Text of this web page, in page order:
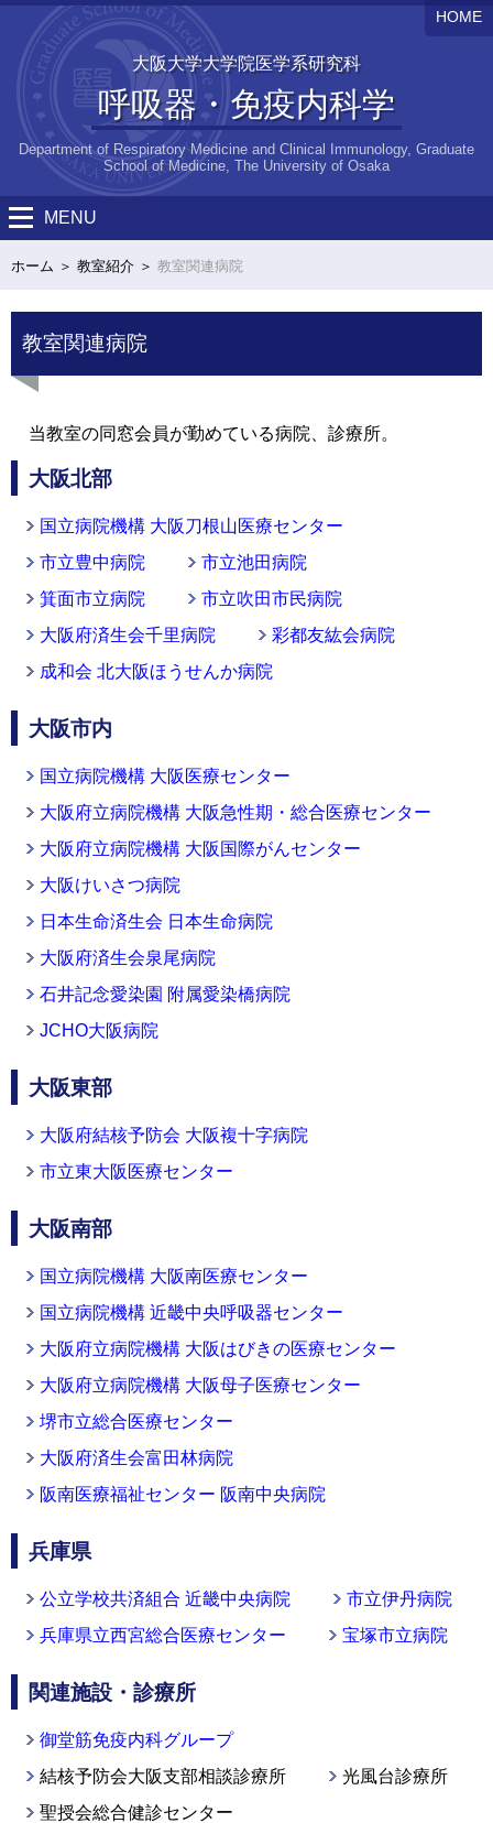
大阪大学大学院医学系研究科
呼吸器・免疫内科学
Department of Respiratory Medicine and Clinical Immunology, Graduate
School of Medicine, The University of Osaka
HOME
MENU
ホーム 教室紹介 教室関連病院
教室関連病院
当教室の同窓会員が勤めている病院、診療所。
大阪北部
国立病院機構 大阪刀根山医療センター
市立豊中病院
市立池田病院
箕面市立病院
市立吹田市民病院
大阪府済生会千里病院
彩都友紘会病院
成和会 北大阪ほうせんか病院
大阪市内
国立病院機構 大阪医療センター
大阪府立病院機構 大阪急性期・総合医療センター
大阪府立病院機構 大阪国際がんセンター
大阪けいさつ病院
日本生命済生会 日本生命病院
大阪府済生会泉尾病院
石井記念愛染園 附属愛染橋病院
JCHO大阪病院
大阪東部
大阪府結核予防会 大阪複十字病院
市立東大阪医療センター
大阪南部
国立病院機構 大阪南医療センター
国立病院機構 近畿中央呼吸器センター
大阪府立病院機構 大阪はびきの医療センター
大阪府立病院機構 大阪母子医療センター
堺市立総合医療センター
大阪府済生会富田林病院
阪南医療福祉センター 阪南中央病院
兵庫県
公立学校共済組合 近畿中央病院
市立伊丹病院
兵庫県立西宮総合医療センター
宝塚市立病院
関連施設・診療所
御堂筋免疫内科グループ
結核予防会大阪支部相談診療所
光風台診療所
聖授会総合健診センター